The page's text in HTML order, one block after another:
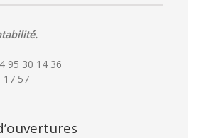
95 30 14 36
17 57